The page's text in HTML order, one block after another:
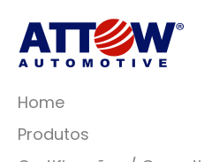
Home
Produtos